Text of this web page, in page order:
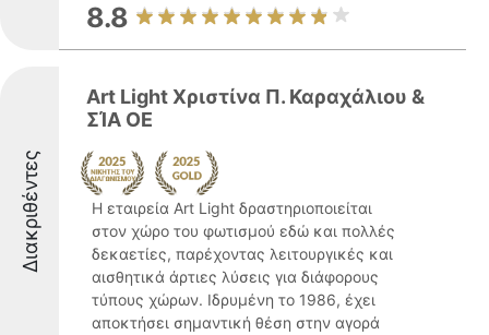
8.8
Διακριθέντες
Art Light Χριστίνα Π. Καραχάλιου &
ΣΊΑ ΟΕ
Η εταιρεία Art Light δραστηριοποιείται
στον χώρο του φωτισμού εδώ και πολλές
δεκαετίες, παρέχοντας λειτουργικές και
αισθητικά άρτιες λύσεις για διάφορους
τύπους χώρων. Ιδρυμένη το 1986, έχει
αποκτήσει σημαντική θέση στην αγορά